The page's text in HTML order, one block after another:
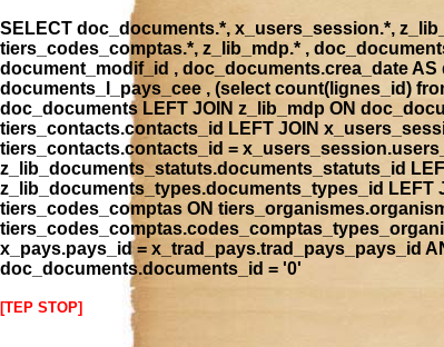
SELECT doc_documents.*, x_users_session.*,
tiers_codes_comptas.*, z_lib_mdp.* ,
document_modif_id , doc_documents.crea_date
documents_l_pays_cee , (select count(lignes_id)
doc_documents LEFT JOIN z_lib_mdp ON
tiers_contacts.contacts_id LEFT JOIN
tiers_contacts.contacts_id =
z_lib_documents_statuts.documents_statuts_id
z_lib_documents_types.documents_types_id LEFT
tiers_codes_comptas ON
x_pays.pays_id = x_trad_pays.trad_pays_pays_id
doc_documents.documents_id = '0'
[TEP STOP]